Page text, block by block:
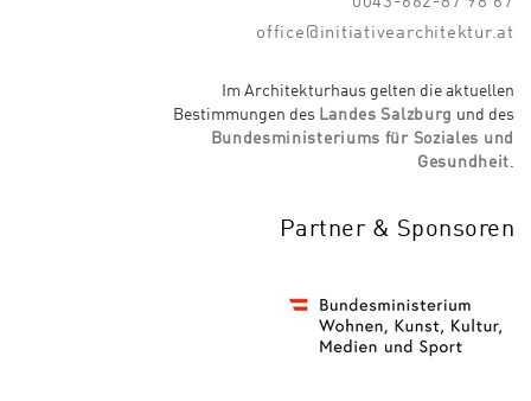
office@initiativearchitektur.at
Im Architekturhaus gelten die aktuellen
Bestimmungen des Landes Salzburg und des
Bundesministeriums für Soziales und
Gesundheit
Partner & Sponsoren